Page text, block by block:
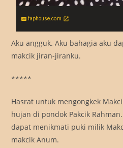
faphouse.com
Aku angguk. Aku bahagia aku
makcik jiran-jiranku.
*****
Hasrat untuk mengongkek
hujan di pondok Pakcik
dapat menikmati puki milik
makcik Anum.